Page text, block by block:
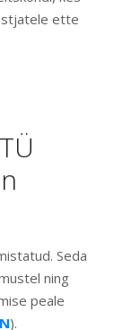
ette
Seda
ning
peale
).